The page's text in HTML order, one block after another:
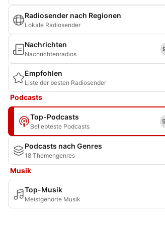
Radiosender nach Regionen
Lokale Radiosender
Nachrichten
Nachrichtenradios
Empfohlen
Liste der besten Radiosender
Podcasts
Top-Podcasts
Beliebteste Podcasts
Podcasts nach Genres
18 Themengenres
Musik
Top-Musik
Meistgehörte Musik